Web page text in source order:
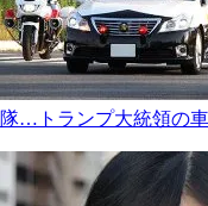
隊…トランプ大統領の車